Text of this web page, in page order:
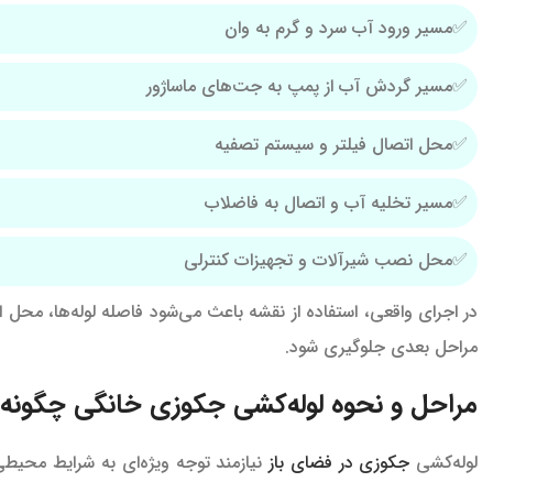
مسیر ورود آب سرد و گرم به وان
مسیر گردش آب از پمپ به جت‌های ماساژور
محل اتصال فیلتر و سیستم تصفیه
مسیر تخلیه آب و اتصال به فاضلاب
محل نصب شیرآلات و تجهیزات کنترلی
در اجرای واقعی، استفاده از نقشه باعث می‌شود فاصله لوله‌ها، محل
مراحل بعدی جلوگیری شود.
مراحل و نحوه لوله‌کشی جکوزی خانگی
لوله‌کشی جکوزی در فضای باز نیازمند توجه ویژه‌ای به شرایط